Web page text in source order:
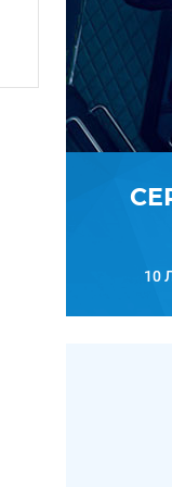
10